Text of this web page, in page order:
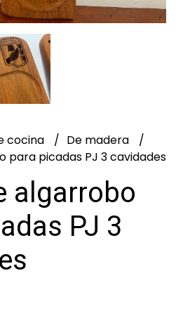
cocina
De madera
para picadas PJ 3 cavidades
algarrobo
PJ 3